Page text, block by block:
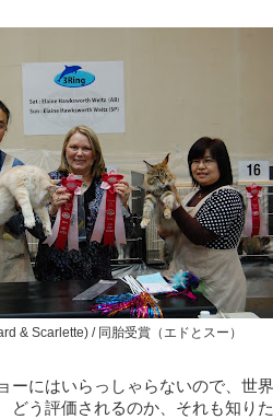
& Scarlette) / 同胎受賞（エドとスー）
ーにはいらっしゃらないので、世
う評価されるのか、それも知りた